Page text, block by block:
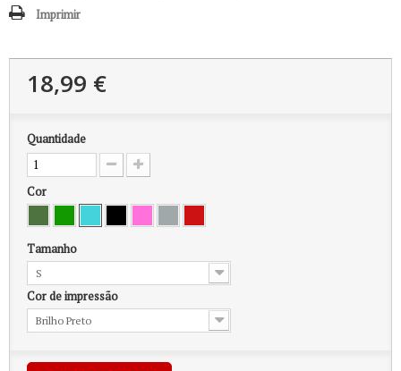
Imprimir
18,99 €
Quantidade
Cor
Tamanho
S
Cor de impressão
Brilho Preto